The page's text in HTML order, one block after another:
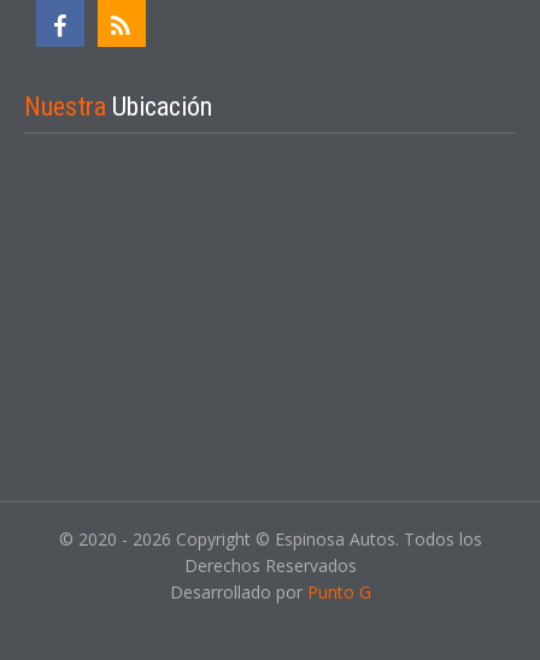
Nuestra Ubicación
© 2020 - 2026 Copyright © Espinosa Autos. Todos los
Derechos Reservados
Desarrollado por Punto G